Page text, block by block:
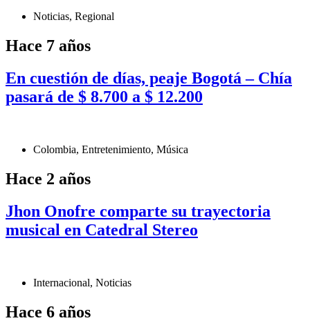
Noticias, Regional
Hace 7 años
En cuestión de días, peaje Bogotá – Chía
pasará de $ 8.700 a $ 12.200
Colombia, Entretenimiento, Música
Hace 2 años
Jhon Onofre comparte su trayectoria
musical en Catedral Stereo
Internacional, Noticias
Hace 6 años